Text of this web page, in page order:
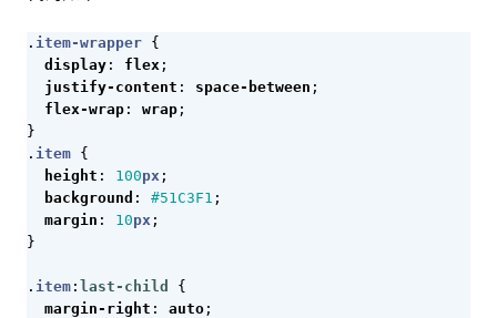
. item-wrapper {
display : flex ;
justify-content : space-between ;
flex-wrap : wrap ;
}
. item {
height : 100px ;
background : #51C3F1 ;
margin : 10px ;
}
. item : last-child
{
margin-right : auto ;